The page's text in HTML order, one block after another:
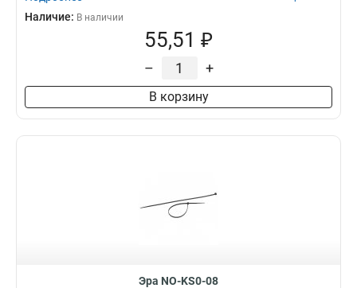
Наличие: В наличии
55,51 ₽
– +
В корзину
Эра NO-KS0-08